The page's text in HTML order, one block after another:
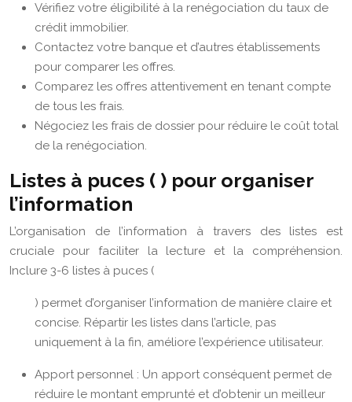
Vérifiez votre éligibilité à la renégociation du taux de
crédit immobilier.
Contactez votre banque et d’autres établissements
pour comparer les offres.
Comparez les offres attentivement en tenant compte
de tous les frais.
Négociez les frais de dossier pour réduire le coût total
de la renégociation.
Listes à puces ( ) pour organiser
l’information
L’organisation de l’information à travers des listes est
cruciale pour faciliter la lecture et la compréhension.
Inclure 3-6 listes à puces (
) permet d’organiser l’information de manière claire et
concise. Répartir les listes dans l’article, pas
uniquement à la fin, améliore l’expérience utilisateur.
Apport personnel : Un apport conséquent permet de
réduire le montant emprunté et d’obtenir un meilleur